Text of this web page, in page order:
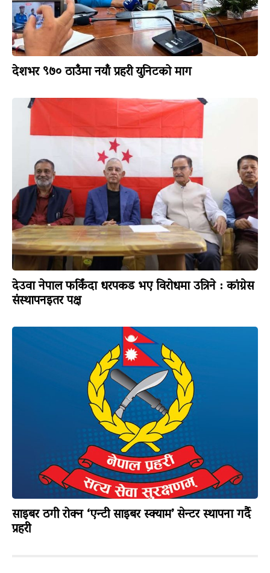
देशभर ९७० ठाउँमा नयाँ प्रहरी युनिटको माग
देउवा नेपाल फर्किंदा धरपकड भए विरोधमा उत्रिने : कांग्रेस
संस्थापनइतर पक्ष
साइबर ठगी रोक्न ‘एन्टी साइबर स्क्याम’ सेन्टर स्थापना गर्दै
प्रहरी